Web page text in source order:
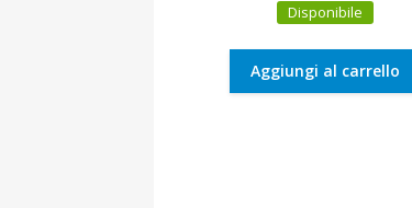
originale
2,90€.
attuale
2,76€.
Disponibile
Aggiungi al carrello